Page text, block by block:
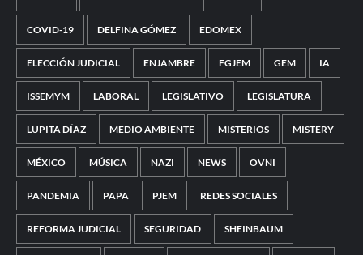
COVID-19 DELFINA GÓMEZ EDOMEX
ELECCIÓN JUDICIAL ENJAMBRE FGJEM GEM IA
ISSEMYM LABORAL LEGISLATIVO LEGISLATURA
LUPITA DÍAZ MEDIO AMBIENTE MISTERIOS MISTERY
MÉXICO MÚSICA NAZI NEWS OVNI
PANDEMIA PAPA PJEM REDES SOCIALES
REFORMA JUDICIAL SEGURIDAD SHEINBAUM